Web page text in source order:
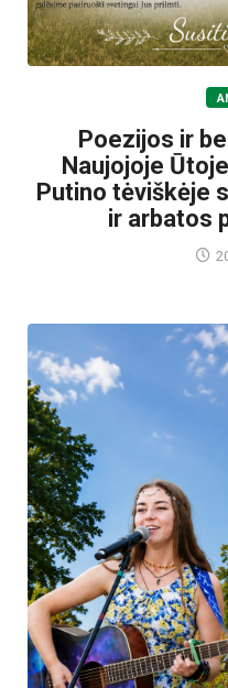
Poezijos ir
Naujojoje
Putino tėviškėje
ir arbatos